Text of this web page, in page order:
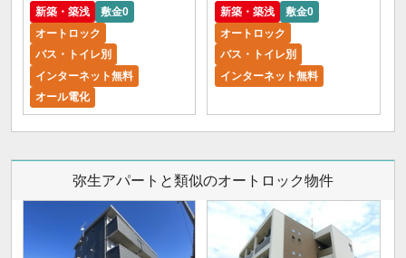
新築・築浅
敷金0
オートロック
バス・トイレ別
インターネット無料
オール電化
新築・築浅
敷金0
オートロック
バス・トイレ別
インターネット無料
弥生アパートと類似のオートロック物件